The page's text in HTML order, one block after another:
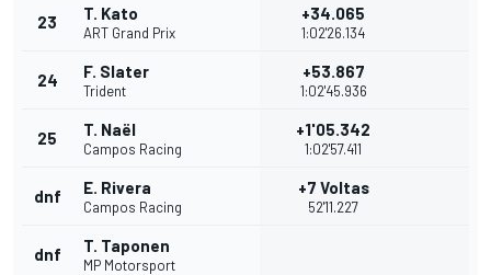
23 T. Kato
ART Grand Prix
+34.065
1:02'26.134
24 F. Slater
Trident
+53.867
1:02'45.936
25 T. Naël
Campos Racing
+1'05.342
1:02'57.411
dnf E. Rivera
Campos Racing
+7 Voltas
52'11.227
dnf T. Taponen
MP Motorsport